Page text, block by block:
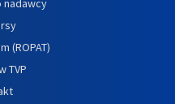
nadawcy
(ROPAT)
TVP